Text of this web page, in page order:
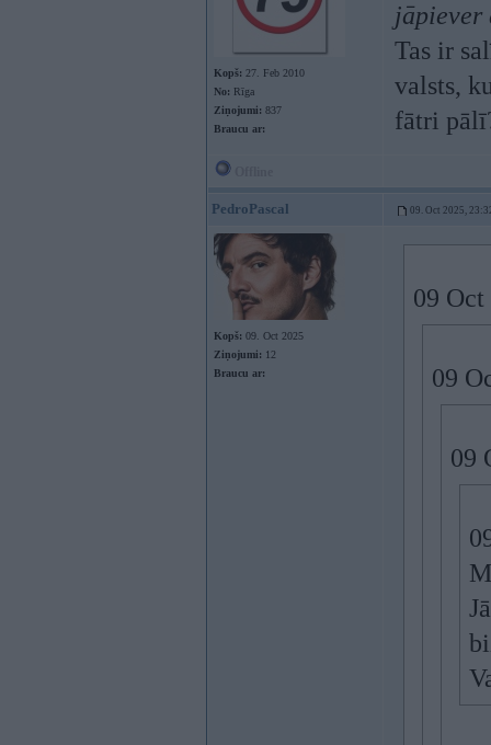
Kopš: 27. Feb 2010
No: Rīga
Ziņojumi: 837
Braucu ar:
jāpiever
Tas ir
valsts,
fātri
PedroPascal 09. Oct 2025,
Kopš: 09. Oct 2025
Ziņojumi: 12
Braucu ar:
09
09
09